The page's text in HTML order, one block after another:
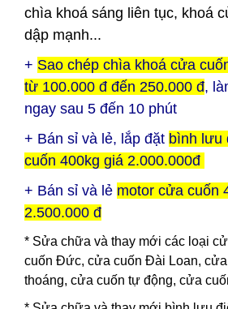
chìa khoá sáng liên tục, khoá
dập mạnh...
+ Sao chép chìa khoá cửa
từ 100.000 đ đến 250.000 đ,
ngay sau 5 đến 10 phút
+ Bán sỉ và lẻ, lắp đặt bình lưu
cuốn 400kg giá 2.000.000đ
+ Bán sỉ và lẻ motor cửa cuốn
2.500.000 đ
* Sửa chữa và thay mới các loại
cuốn Đức, cửa cuốn Đài Loan,
thoáng, cửa cuốn tự động, cửa